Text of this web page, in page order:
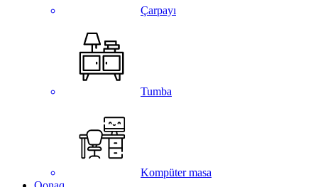
Çarpayı
Tumba
Kompüter masa